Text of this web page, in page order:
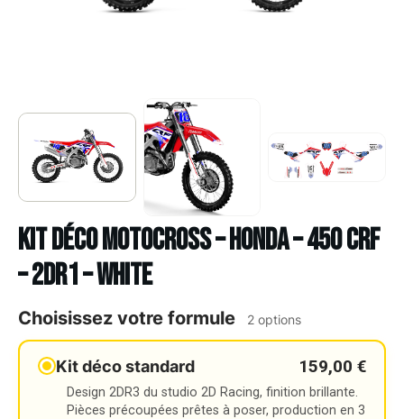
Kit déco Motocross – HONDA – 450 CRF
– 2DR1 – WHITE
Choisissez votre formule 2 options
Kit déco standard 159,00 €
Design 2DR3 du studio 2D Racing, finition brillante.
Pièces précoupées prêtes à poser, production en 3